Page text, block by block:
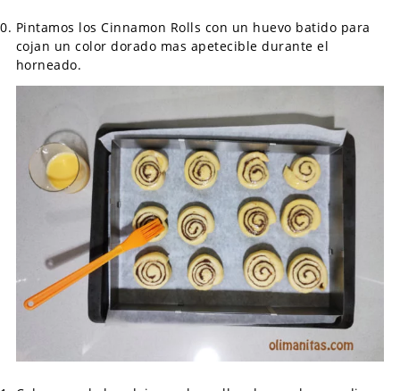
Pintamos los Cinnamon Rolls con un huevo batido para
cojan un color dorado mas apetecible durante el
horneado.